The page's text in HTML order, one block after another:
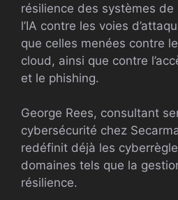
résilience des systèmes
l’IA contre les voies
que celles menées contre
cloud, ainsi que contre
et le phishing.
George Rees, consultant
cybersécurité chez
redéfinit déjà les
domaines tels que la
résilience.